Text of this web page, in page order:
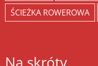
ŚCIEŻKA ROWEROWA
Na skróty